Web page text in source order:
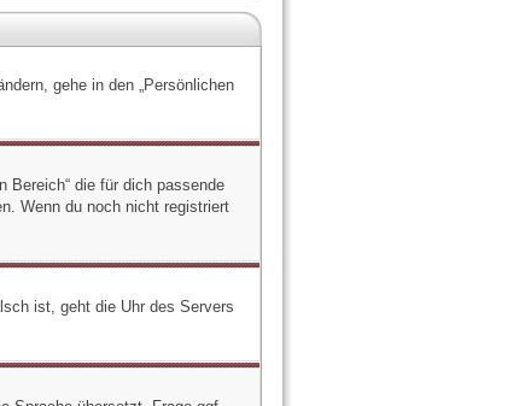
gehe in den „Persönlichen
Bereich“ die für dich passende
Wenn du noch nicht registriert
ist, geht die Uhr des Servers